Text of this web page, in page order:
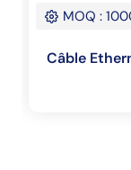
MOQ :
Câble